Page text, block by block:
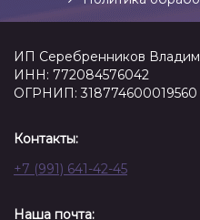
ИП Серебренников
ИНН: 772084576042
ОГРНИП: 318774600019560
Контакты:
+7 (991) 641-42-45
Наша почта: